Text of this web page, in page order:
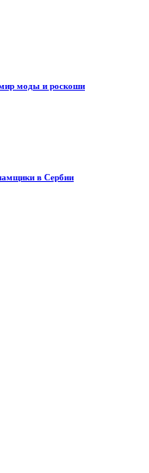
мир моды и роскоши
в Сербии